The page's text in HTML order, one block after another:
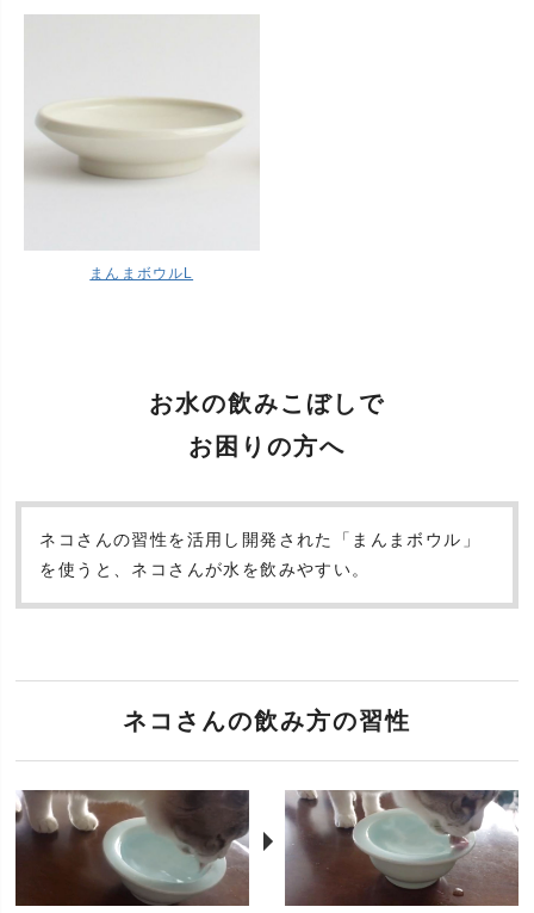
まんまボウルL
お水の飲みこぼしで
お困りの方へ
ネコさんの習性を活用し開発された「まんまボウル」
を使うと、ネコさんが水を飲みやすい。
ネコさんの飲み方の習性